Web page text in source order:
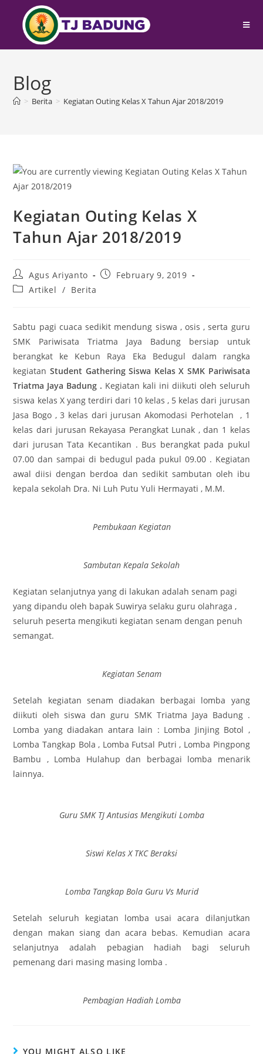
Blog
> Berita > Kegiatan Outing Kelas X Tahun Ajar 2018/2019
Kegiatan Outing Kelas X
Tahun Ajar 2018/2019
Agus Ariyanto
February 9, 2019
Artikel / Berita
Sabtu pagi cuaca sedikit mendung siswa , osis , serta guru
SMK Pariwisata Triatma Jaya Badung bersiap untuk
berangkat ke Kebun Raya Eka Bedugul dalam rangka
kegiatanStudent Gathering Siswa Kelas X SMK Pariwisata
Triatma Jaya Badung . Kegiatan kali ini diikuti oleh seluruh
siswa kelas X yang terdiri dari 10 kelas , 5 kelas dari jurusan
Jasa Bogo , 3 kelas dari jurusan Akomodasi Perhotelan , 1
kelas dari jurusan Rekayasa Perangkat Lunak , dan 1 kelas
dari jurusan Tata Kecantikan . Bus berangkat pada pukul
07.00 dan sampai di bedugul pada pukul 09.00 . Kegiatan
awal diisi dengan berdoa dan sedikit sambutan oleh ibu
kepala sekolah Dra. Ni Luh Putu Yuli Hermayati , M.M.
Pembukaan Kegiatan
Sambutan Kepala Sekolah
Kegiatan selanjutnya yang di lakukan adalah senam pagi
yang dipandu oleh bapak Suwirya selaku guru olahraga ,
seluruh peserta mengikuti kegiatan senam dengan penuh
semangat.
Kegiatan Senam
Setelah kegiatan senam diadakan berbagai lomba yang
diikuti oleh siswa dan guru SMK Triatma Jaya Badung .
Lomba yang diadakan antara lain : Lomba Jinjing Botol ,
Lomba Tangkap Bola , Lomba Futsal Putri , Lomba Pingpong
Bambu , Lomba Hulahup dan berbagai lomba menarik
lainnya.
Guru SMK TJ Antusias Mengikuti Lomba
Siswi Kelas X TKC Beraksi
Lomba Tangkap Bola Guru Vs Murid
Setelah seluruh kegiatan lomba usai acara dilanjutkan
dengan makan siang dan acara bebas. Kemudian acara
selanjutnya adalah pebagian hadiah bagi seluruh
pemenang dari masing masing lomba .
Pembagian Hadiah Lomba
YOU MIGHT ALSO LIKE